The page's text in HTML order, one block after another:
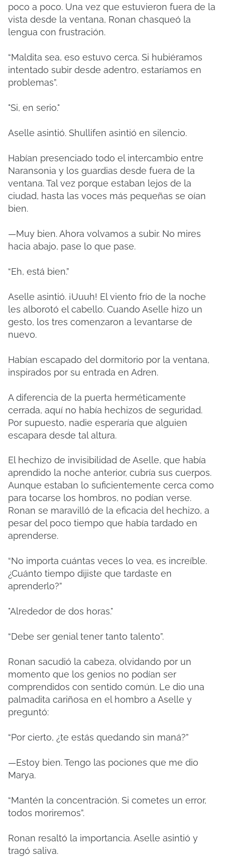
poco a poco. Una vez que estuvieron fuera de la
vista desde la ventana, Ronan chasqueó la
lengua con frustración.
“Maldita sea, eso estuvo cerca. Si hubiéramos
intentado subir desde adentro, estaríamos en
problemas”.
"Si, en serio."
Aselle asintió. Shullifen asintió en silencio.
Habían presenciado todo el intercambio entre
Naransonia y los guardias desde fuera de la
ventana. Tal vez porque estaban lejos de la
ciudad, hasta las voces más pequeñas se oían
bien.
—Muy bien. Ahora volvamos a subir. No mires
hacia abajo, pase lo que pase.
“Eh, está bien.”
Aselle asintió. ¡Uuuh! El viento frío de la noche
les alborotó el cabello. Cuando Aselle hizo un
gesto, los tres comenzaron a levantarse de
nuevo.
Habían escapado del dormitorio por la ventana,
inspirados por su entrada en Adren.
A diferencia de la puerta herméticamente
cerrada, aquí no había hechizos de seguridad.
Por supuesto, nadie esperaría que alguien
escapara desde tal altura.
El hechizo de invisibilidad de Aselle, que había
aprendido la noche anterior, cubría sus cuerpos.
Aunque estaban lo suficientemente cerca como
para tocarse los hombros, no podían verse.
Ronan se maravilló de la eficacia del hechizo, a
pesar del poco tiempo que había tardado en
aprenderse.
“No importa cuántas veces lo vea, es increíble.
¿Cuánto tiempo dijiste que tardaste en
aprenderlo?”
"Alrededor de dos horas."
“Debe ser genial tener tanto talento”.
Ronan sacudió la cabeza, olvidando por un
momento que los genios no podían ser
comprendidos con sentido común. Le dio una
palmadita cariñosa en el hombro a Aselle y
preguntó:
“Por cierto, ¿te estás quedando sin maná?”
—Estoy bien. Tengo las pociones que me dio
Marya.
“Mantén la concentración. Si cometes un error,
todos moriremos”.
Ronan resaltó la importancia. Aselle asintió y
tragó saliva.